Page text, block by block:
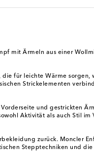
mit Ärmeln aus einer
für leichte Wärme sorgen,
Strickelementen
und gestrickten
Aktivität als auch Stil im
zurück. Moncler
Stepptechniken und die